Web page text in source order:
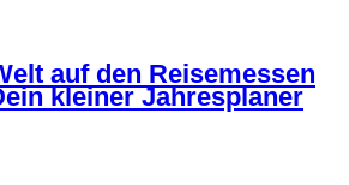
auf den Reisemessen
kleiner Jahresplaner